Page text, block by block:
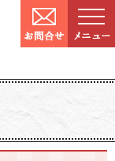
がける工務店なら当社へ
業
ホーム
2026年2月